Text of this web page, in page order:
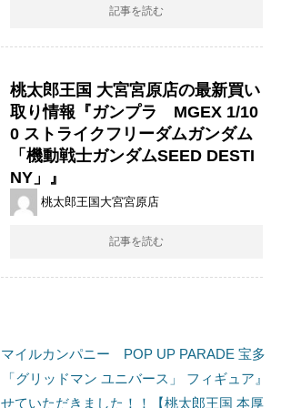
記事を読む
桃太郎王国 大宮宮原店の最新買い
取り情報『ガンプラ MGEX 1/10
0 ストライクフリーダムガンダム
「機動戦士ガンダムSEED DESTI
NY」』
桃太郎王国大宮宮原店
記事を読む
マイルカンパニー POP UP PARADE 宝多
グリッドマン ユニバース」 フィギュア』
ていただきました！！【桃太郎王国 本厚